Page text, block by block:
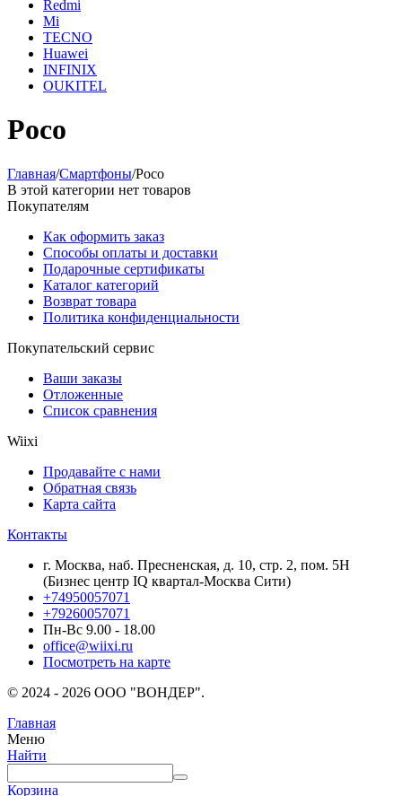
Redmi
Mi
TECNO
Huawei
INFINIX
OUKITEL
Poco
Главная/Смартфоны/Poco
В этой категории нет товаров
Покупателям
Как оформить заказ
Способы оплаты и доставки
Подарочные сертификаты
Каталог категорий
Возврат товара
Политика конфиденциальности
Покупательский сервис
Ваши заказы
Отложенные
Список сравнения
Wiixi
Продавайте с нами
Обратная связь
Карта сайта
Контакты
г. Москва, наб. Пресненская, д. 10, стр. 2, пом. 5Н
(Бизнес центр IQ квартал-Москва Сити)
+74950057071
+79260057071
Пн-Вс 9.00 - 18.00
office@wiixi.ru
Посмотреть на карте
© 2024 - 2026 ООО "ВОНДЕР".
Главная
Меню
Найти
Корзина